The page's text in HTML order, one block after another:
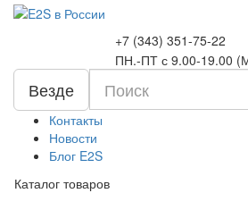
+7 (343) 351-75-22
ПН.-ПТ с 9.00-19.00
Везде
Контакты
Новости
Блог E2S
Каталог товаров